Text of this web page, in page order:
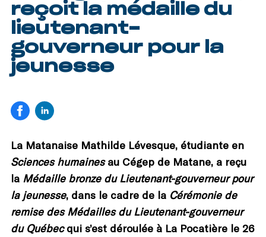
reçoit la médaille du
lieutenant-
gouverneur pour la
jeunesse
La Matanaise Mathilde Lévesque, étudiante en
Sciences humainesau Cégep de Matane, a reçu
la Médaille bronze du Lieutenant-gouverneur pour
la jeunesse, dans le cadre de la Cérémonie de
remise des Médailles du Lieutenant-gouverneur
du Québecqui s’est déroulée à La Pocatière le 26